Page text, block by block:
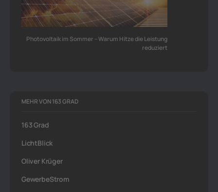
Photovoltaik im Sommer – Warum Hitze die Leistung
reduziert
MEHR VON 163 GRAD
163 Grad
LichtBlick
Oliver Krüger
GewerbeStrom